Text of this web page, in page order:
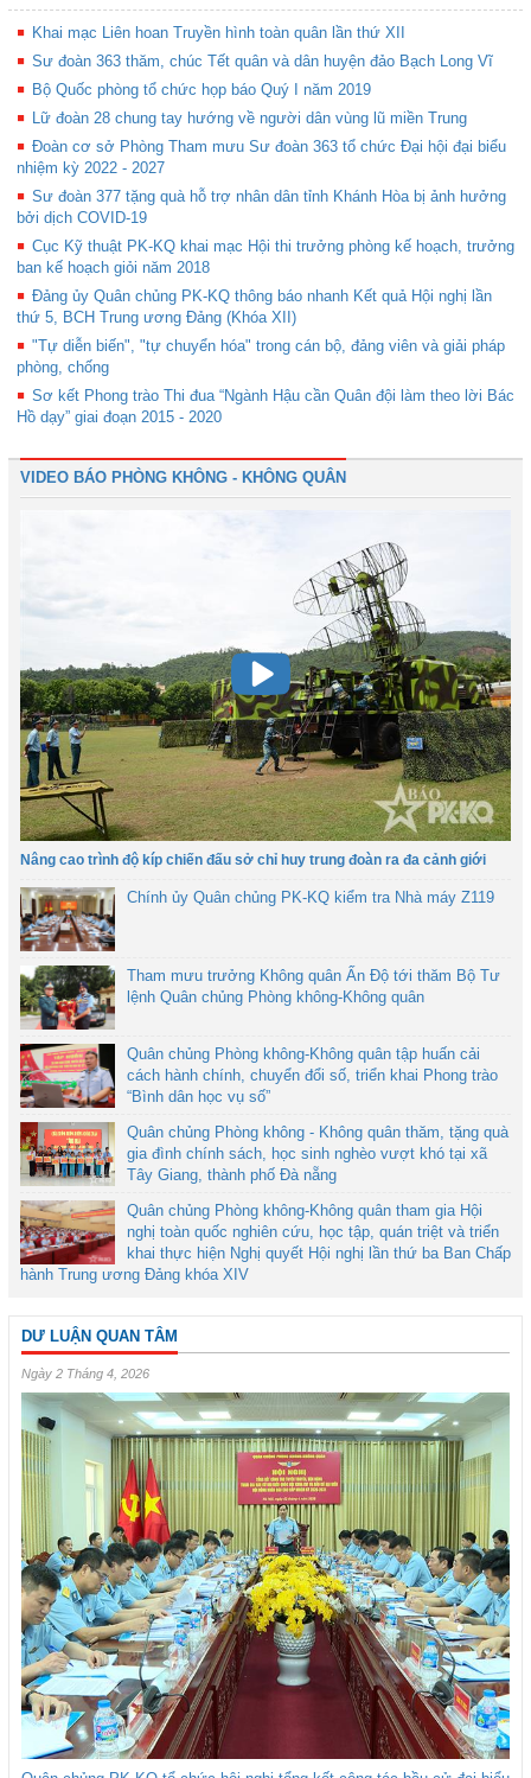
Khai mạc Liên hoan Truyền hình toàn quân lần thứ XII
Sư đoàn 363 thăm, chúc Tết quân và dân huyện đảo Bạch Long Vĩ
Bộ Quốc phòng tổ chức họp báo Quý I năm 2019
Lữ đoàn 28 chung tay hướng về người dân vùng lũ miền Trung
Đoàn cơ sở Phòng Tham mưu Sư đoàn 363 tổ chức Đại hội đại biểu
nhiệm kỳ 2022 - 2027
Sư đoàn 377 tặng quà hỗ trợ nhân dân tỉnh Khánh Hòa bị ảnh hưởng
bởi dịch COVID-19
Cục Kỹ thuật PK-KQ khai mạc Hội thi trưởng phòng kế hoạch, trưởng
ban kế hoạch giỏi năm 2018
Đảng ủy Quân chủng PK-KQ thông báo nhanh Kết quả Hội nghị lần
thứ 5, BCH Trung ương Đảng (Khóa XII)
"Tự diễn biến", "tự chuyển hóa" trong cán bộ, đảng viên và giải pháp
phòng, chống
Sơ kết Phong trào Thi đua “Ngành Hậu cần Quân đội làm theo lời Bác
Hồ dạy” giai đoạn 2015 - 2020
VIDEO BÁO PHÒNG KHÔNG - KHÔNG QUÂN
Nâng cao trình độ kíp chiến đấu sở chỉ huy trung đoàn ra đa cảnh giới
Chính ủy Quân chủng PK-KQ kiểm tra Nhà máy Z119
Tham mưu trưởng Không quân Ấn Độ tới thăm Bộ Tư
lệnh Quân chủng Phòng không-Không quân
Quân chủng Phòng không-Không quân tập huấn cải
cách hành chính, chuyển đổi số, triển khai Phong trào
“Bình dân học vụ số”
Quân chủng Phòng không - Không quân thăm, tặng quà
gia đình chính sách, học sinh nghèo vượt khó tại xã
Tây Giang, thành phố Đà nẵng
Quân chủng Phòng không-Không quân tham gia Hội
nghị toàn quốc nghiên cứu, học tập, quán triệt và triển
khai thực hiện Nghị quyết Hội nghị lần thứ ba Ban Chấp
hành Trung ương Đảng khóa XIV
DƯ LUẬN QUAN TÂM
Ngày 2 Tháng 4, 2026